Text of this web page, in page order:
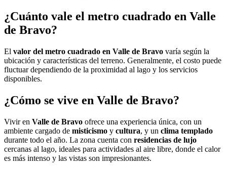
¿Cuánto vale el metro cuadrado en Valle
de Bravo?
El valor del metro cuadrado en Valle de Bravo varía según la
ubicación y características del terreno. Generalmente, el costo puede
fluctuar dependiendo de la proximidad al lago y los servicios
disponibles.
¿Cómo se vive en Valle de Bravo?
Vivir en Valle de Bravo ofrece una experiencia única, con un
ambiente cargado de misticismo y cultura, y un clima templado
durante todo el año. La zona cuenta con residencias de lujo
cercanas al lago, ideales para actividades al aire libre, donde el calor
es más intenso y las vistas son impresionantes.